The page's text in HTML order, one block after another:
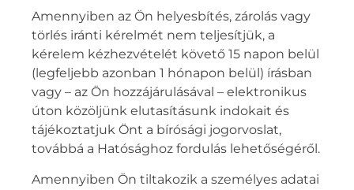
Amennyiben az Ön helyesbítés, zárolás vagy
törlés iránti kérelmét nem teljesítjük, a
kérelem kézhezvételét követő 15 napon belül
(legfeljebb azonban 1 hónapon belül) írásban
vagy – az Ön hozzájárulásával – elektronikus
úton közöljünk elutasításunk indokait és
tájékoztatjuk Önt a bírósági jogorvoslat,
továbbá a Hatósághoz fordulás lehetőségéről.
Amennyiben Ön tiltakozik a személyes adatai